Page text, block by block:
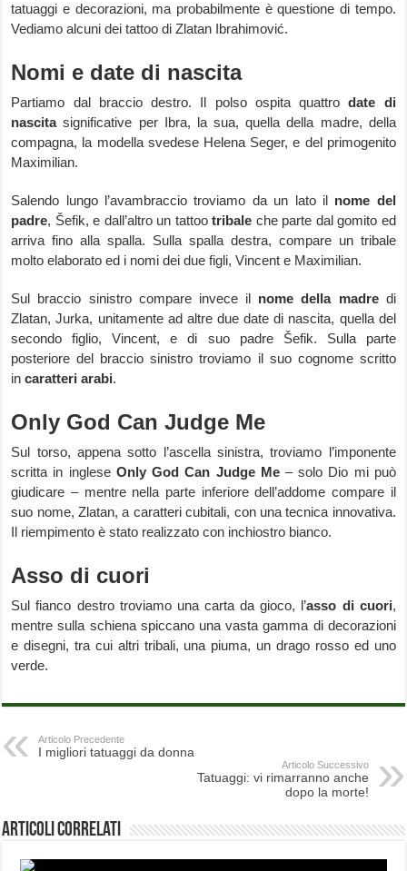
tatuaggi e decorazioni, ma probabilmente è questione di tempo.
Vediamo alcuni dei tattoo di Zlatan Ibrahimović.
Nomi e date di nascita
Partiamo dal braccio destro. Il polso ospita quattrodate di
nascitasignificative per Ibra, la sua, quella della madre, della
compagna, la modella svedese Helena Seger, e del primogenito
Maximilian.
Salendo lungo l’avambraccio troviamo da un lato il nome del
padre, Šefik, e dall’altro un tattootribale che parte dal gomito ed
arriva fino alla spalla. Sulla spalla destra, compare un tribale
molto elaborato ed i nomi dei due figli, Vincent e Maximilian.
Sul braccio sinistro compare invece il nome della madredi
Zlatan, Jurka, unitamente ad altre due date di nascita, quella del
secondo figlio, Vincent, e di suo padre Šefik. Sulla parte
posteriore del braccio sinistro troviamo il suo cognome scritto
incaratteri arabi.
Only God Can Judge Me
Sul torso, appena sotto l’ascella sinistra, troviamo l’imponente
scritta in inglese Only God Can Judge Me – solo Dio mi può
giudicare – mentre nella parte inferiore dell’addome compare il
suo nome, Zlatan, a caratteri cubitali, con una tecnica innovativa.
Il riempimento è stato realizzato con inchiostro bianco.
Asso di cuori
Sul fianco destro troviamo una carta da gioco, l’asso di cuori,
mentre sulla schiena spiccano una vasta gamma di decorazioni
e disegni, tra cui altri tribali, una piuma, un drago rosso ed uno
verde.
Articolo Precedente
I migliori tatuaggi da donna
Articolo Successivo
Tatuaggi: vi rimarranno anche
dopo la morte!
Articoli correlati